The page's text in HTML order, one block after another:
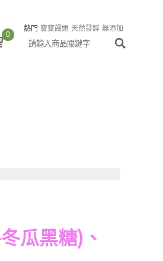
熱門 寶寶饅頭 天然發酵 無添加
蘑菇
0
瓜黑糖)、